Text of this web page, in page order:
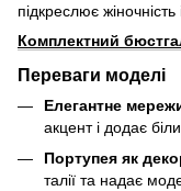
підкреслює
Комплектний
Переваги моделі
Елегантне
акцент і додає
Портупея як
талії та надає